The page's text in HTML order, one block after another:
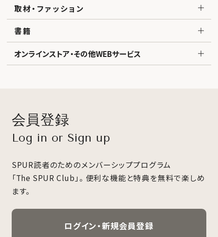
取材・ファッション
書籍
オンラインストア・その他WEBサービス
会員登録
Log in or Sign up
SPUR読者のためのメンバーシッププログラム
「The SPUR Club」。 便利な機能と特典を無料で楽しめ
ます。
ログイン・新規会員登録